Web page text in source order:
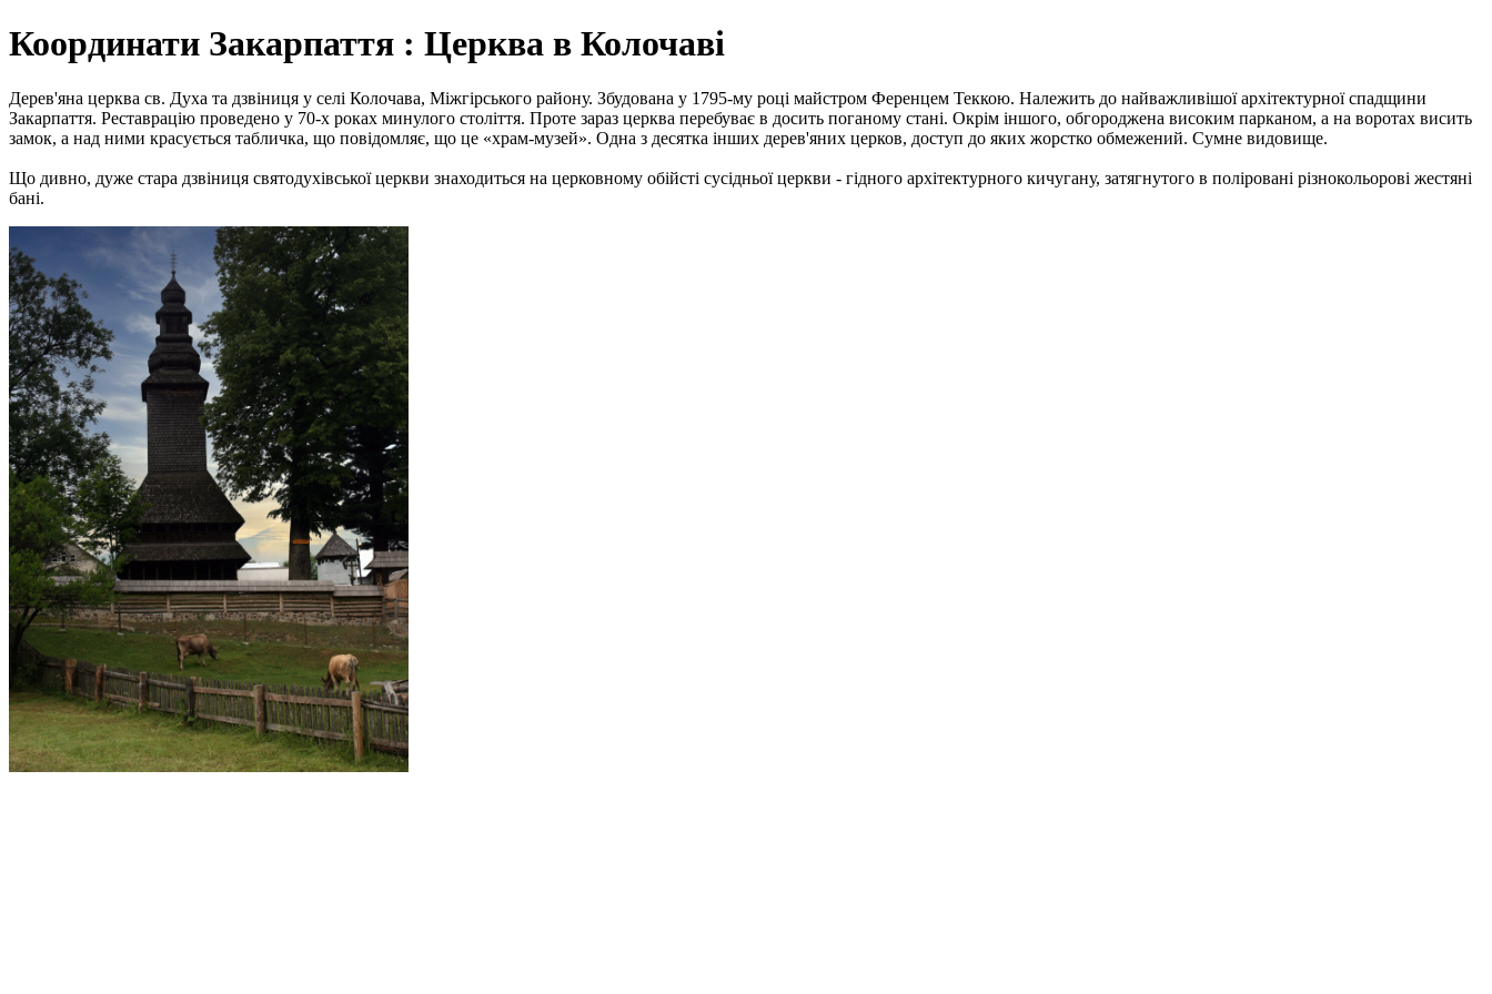
Координати Закарпаття : Церква в Колочаві
Дерев'яна церква св. Духа та дзвіниця у селі Колочава, Міжгірського району. Збудована у 1795-му році майстром Ференцем Теккою. Належить до найважливішої архітектурної спадщини
Закарпаття. Реставрацію проведено у 70-х роках минулого століття. Проте зараз церква перебуває в досить поганому стані. Окрім іншого, обгороджена високим парканом, а на воротах висить
замок, а над ними красується табличка, що повідомляє, що це «храм-музей». Одна з десятка інших дерев'яних церков, доступ до яких жорстко обмежений. Сумне видовище.
Що дивно, дуже стара дзвіниця святодухівської церкви знаходиться на церковному обійсті сусідньої церкви - гідного архітектурного кичугану, затягнутого в поліровані різнокольорові жестяні
бані.